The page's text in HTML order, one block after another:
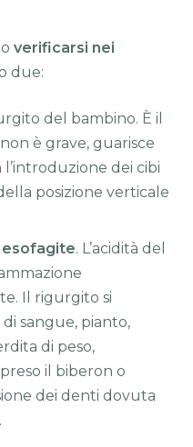
verificarsi nei
due:
del bambino. È il
è grave, guarisce
dei cibi
posizione verticale
esofagite. L’acidità del
Il rigurgito si
sangue, pianto,
di peso,
il biberon o
dei denti dovuta